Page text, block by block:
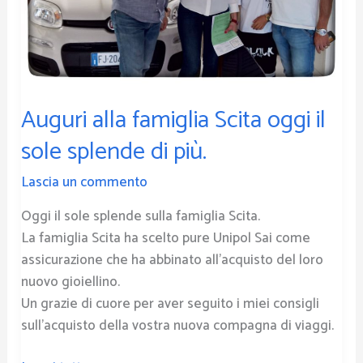
Auguri alla famiglia Scita oggi il
sole splende di più.
Lascia un commento
Oggi il sole splende sulla famiglia Scita.
La famiglia Scita ha scelto pure Unipol Sai come
assicurazione che ha abbinato all’acquisto del loro
nuovo gioiellino.
Un grazie di cuore per aver seguito i miei consigli
sull’acquisto della vostra nuova compagna di viaggi.
splende
di
più.